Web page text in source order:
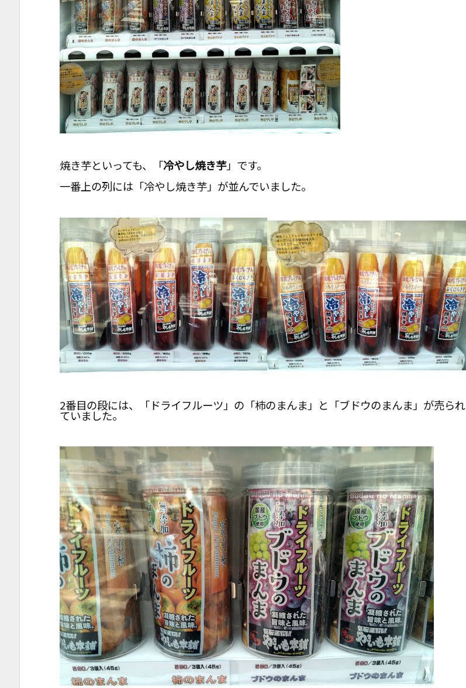
焼き芋といっても、「冷やし焼き芋」です。
一番上の列には「冷やし焼き芋」が並んでいました。
2番目の段には、「ドライフルーツ」の「柿のまんま」と「ブドウのまんま」が売られ
ていました。